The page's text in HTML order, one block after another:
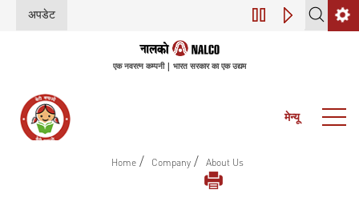
अपडेट डिजिटल परिवर्तन
एक नवरत्न कम्पनी | भारत सरकार का एक उद्यम
मेन्यू
Home / Company / About Us